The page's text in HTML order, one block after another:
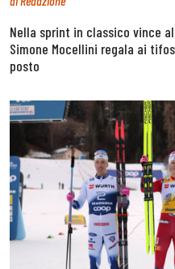
Nella sprint in classico vince
Simone Mocellini regala ai
posto